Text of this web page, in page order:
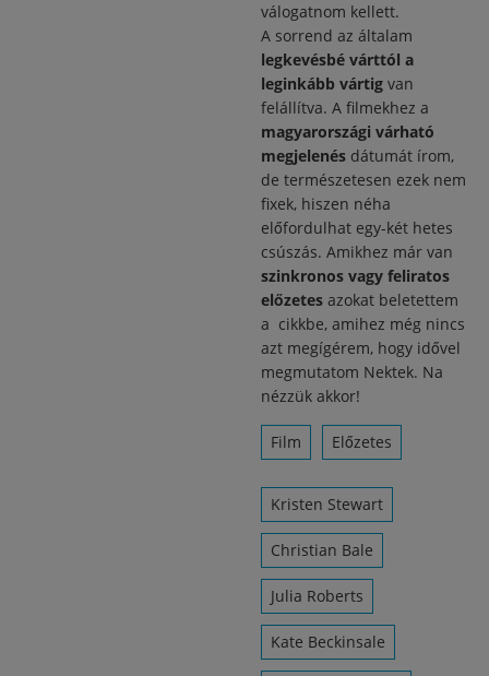
válogatnom kellett.
A sorrend az általam
legkevésbé várttól a
leginkább vártig van
felállítva. A filmekhez a
magyarországi várható
megjelenés dátumát írom,
de természetesen ezek nem
fixek, hiszen néha
előfordulhat egy-két hetes
csúszás. Amikhez már van
szinkronos vagy feliratos
előzetes azokat beletettem
a cikkbe, amihez még nincs
azt megígérem, hogy idővel
megmutatom Nektek. Na
nézzük akkor!
Film Előzetes
Kristen Stewart
Christian Bale
Julia Roberts
Kate Beckinsale